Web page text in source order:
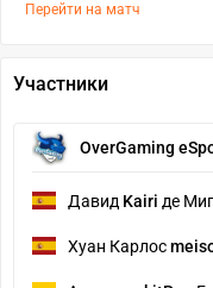
Перейти на матч
Участники
OverGaming
Давид Kairi де
Хуан Карлос